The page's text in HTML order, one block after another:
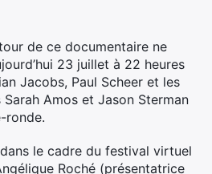
de ce documentaire ne
23 juillet à 22 heures
Jacobs, Paul Scheer et les
Amos et Jason Sterman
ronde.
le cadre du festival virtuel
Roché (présentatrice